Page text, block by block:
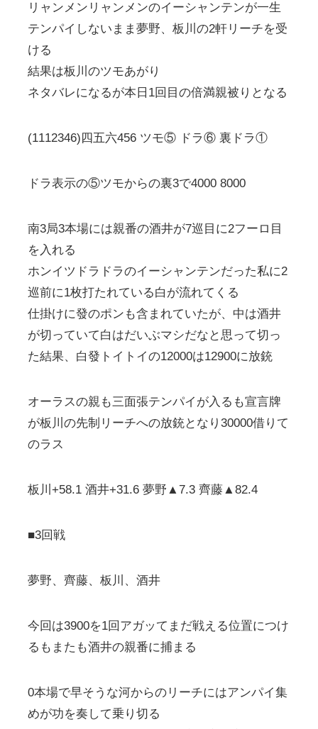
リャンメンリャンメンのイーシャンテンが一生
テンパイしないまま夢野、板川の2軒リーチを受
ける
結果は板川のツモあがり
ネタバレになるが本日1回目の倍満親被りとなる
(1112346)四五六456 ツモ⑤ ドラ⑥ 裏ドラ①
ドラ表示の⑤ツモからの裏3で4000 8000
南3局3本場には親番の酒井が7巡目に2フーロ目
を入れる
ホンイツドラドラのイーシャンテンだった私に2
巡前に1枚打たれている白が流れてくる
仕掛けに發のポンも含まれていたが、中は酒井
が切っていて白はだいぶマシだなと思って切っ
た結果、白發トイトイの12000は12900に放銃
オーラスの親も三面張テンパイが入るも宣言牌
が板川の先制リーチへの放銃となり30000借りて
のラス
板川+58.1 酒井+31.6 夢野▲7.3 齊藤▲82.4
■3回戦
夢野、齊藤、板川、酒井
今回は3900を1回アガッてまだ戦える位置につけ
るもまたも酒井の親番に捕まる
0本場で早そうな河からのリーチにはアンパイ集
めが功を奏して乗り切る